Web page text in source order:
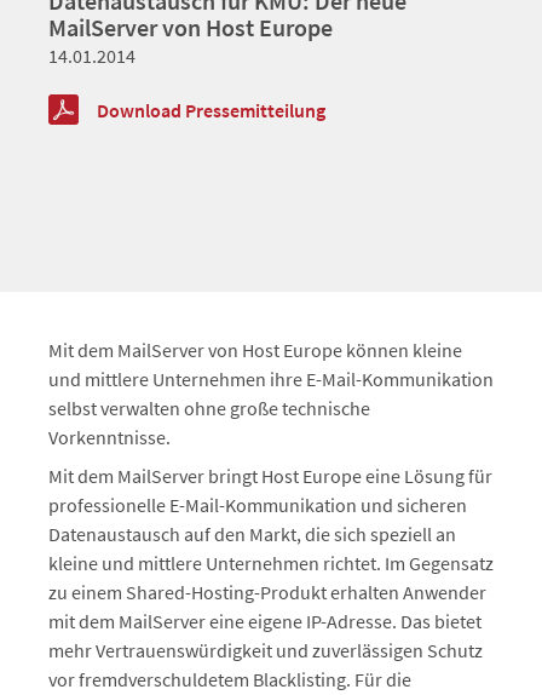
MailServer von Host Europe
14.01.2014
Download Pressemitteilung
Mit dem MailServer von Host Europe können kleine
und mittlere Unternehmen ihre E-Mail-Kommunikation
selbst verwalten ohne große technische
Vorkenntnisse.
Mit dem MailServer bringt Host Europe eine Lösung für
professionelle E-Mail-Kommunikation und sicheren
Datenaustausch auf den Markt, die sich speziell an
kleine und mittlere Unternehmen richtet. Im Gegensatz
zu einem Shared-Hosting-Produkt erhalten Anwender
mit dem MailServer eine eigene IP-Adresse. Das bietet
mehr Vertrauenswürdigkeit und zuverlässigen Schutz
vor fremdverschuldetem Blacklisting. Für die